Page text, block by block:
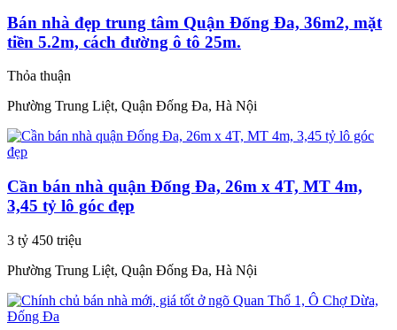
Bán nhà đẹp trung tâm Quận Đống Đa, 36m2, mặt
tiền 5.2m, cách đường ô tô 25m.
Thỏa thuận
Phường Trung Liệt, Quận Đống Đa, Hà Nội
Cần bán nhà quận Đống Đa, 26m x 4T, MT 4m,
3,45 tỷ lô góc đẹp
3 tỷ 450 triệu
Phường Trung Liệt, Quận Đống Đa, Hà Nội